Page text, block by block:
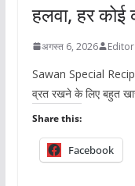
हलवा, हर कोई
अगस्त 6, 2026 Editor
Sawan Special
व्रत रखने के लिए बहुत
Share this:
Facebook